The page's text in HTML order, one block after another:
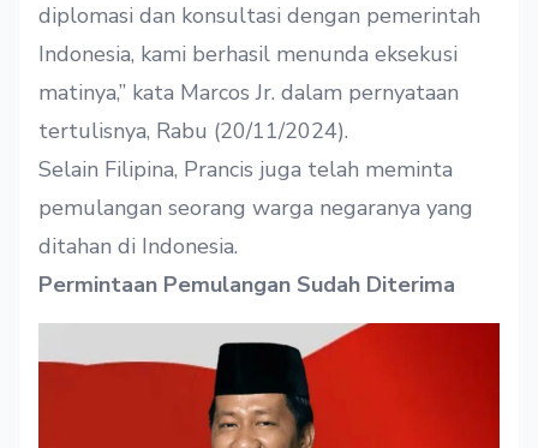
diplomasi dan konsultasi dengan pemerintah
Indonesia, kami berhasil menunda eksekusi
matinya,” kata Marcos Jr. dalam pernyataan
tertulisnya, Rabu (20/11/2024).
Selain Filipina, Prancis juga telah meminta
pemulangan seorang warga negaranya yang
ditahan di Indonesia.
Permintaan Pemulangan Sudah Diterima